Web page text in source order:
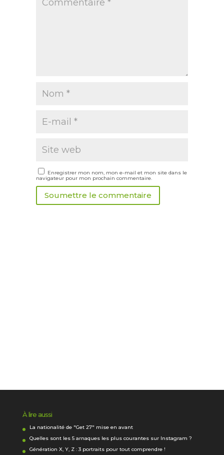
Enregistrer mon nom, mon e-mail et mon site dans le
navigateur pour mon prochain commentaire.
Soumettre le commentaire
À lire aussi
La nationalité de "Get 27" mise en avant
Quelles sont les 5 arnaques les plus courantes sur Instagram ?
Génération X, Y, Z : 3 portraits pour tout comprendre !